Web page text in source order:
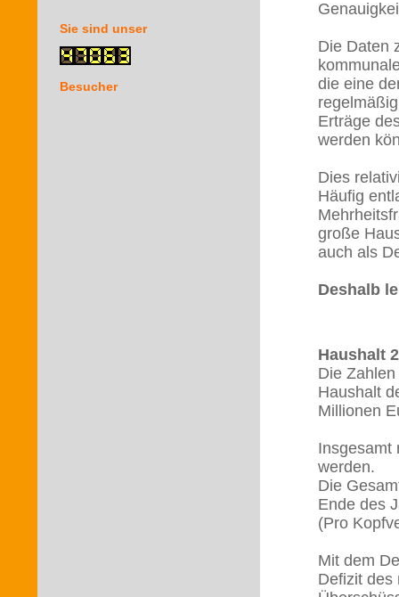
Sie sind unser
Besucher
Die Daten
die eine
Erträge
werden
Dies
Häufig
große
auch als
Deshalb
Haushalt
Die
Haushalt
Millionen
Insgesamt
werden.
Die
Ende des
(Pro
Mit dem
Defizit des